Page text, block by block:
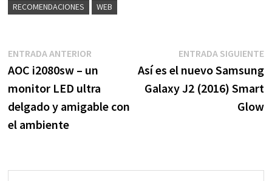
RECOMENDACIONES
WEB
Navegación
de
entradas
ENTRADA ANTERIOREntrada
anterior:
AOC i2080sw – un
monitor LED ultra
delgado y amigable con
el ambiente
ENTRADA SIGUIENTE
Así es el nuevo Samsung
Galaxy J2 (2016) Smart
Glow